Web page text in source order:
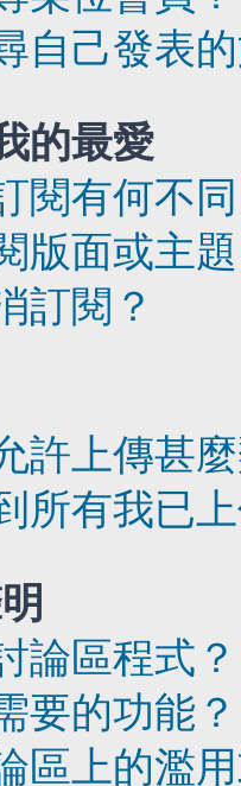
自己發表
的最愛
閱有何不
版面或主
訂閱？
許上傳甚
所有我已
論區程式？
要的功能？
區上的濫